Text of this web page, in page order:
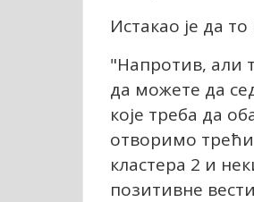
Истакао је да
"Напротив, али
да можете да
које треба да
отворимо
кластера 2 и
позитивне